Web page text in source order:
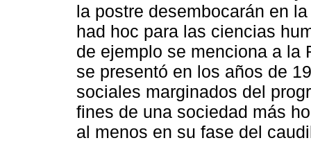
la postre desembocarán en
had hoc para las ciencias
de ejemplo se menciona a la
se presentó en los años de
sociales marginados del
fines de una sociedad más
al menos en su fase del